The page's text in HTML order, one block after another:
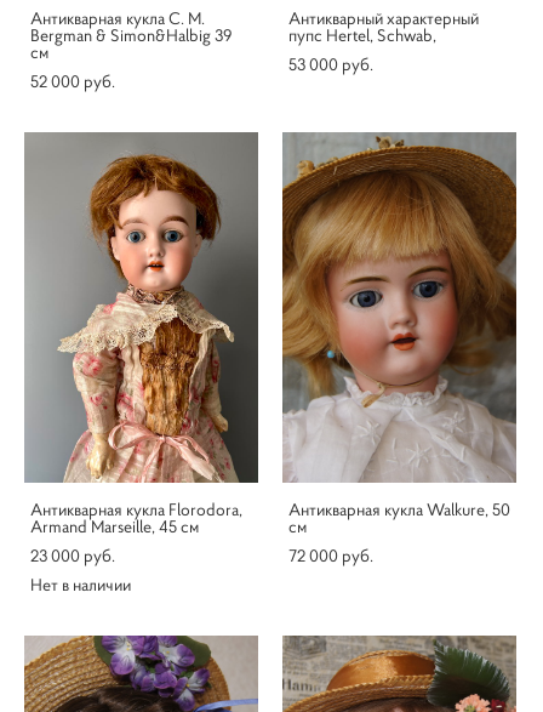
Антикварная кукла C. M.
Bergman & Simon&Halbig 39
см
52 000 pуб.
Антикварный характерный
пупс Hertel, Schwab,
53 000 pуб.
Антикварная кукла Florodora,
Armand Marseille, 45 см
23 000 pуб.
Нет в наличии
Антикварная кукла Walkure, 50
см
72 000 pуб.